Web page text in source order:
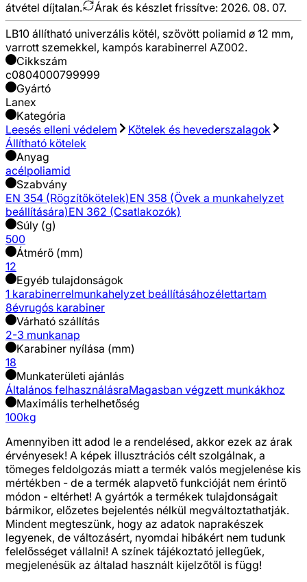
átvétel díjtalan. Árak és készlet frissítve: 2026. 08. 07.
LB10 állítható univerzális kötél, szövött poliamid ø 12 mm,
varrott szemekkel, kampós karabinerrel AZ002.
Cikkszám
c0804000799999
Gyártó
Lanex
Kategória
Leesés elleni védelem
Kötelek és hevederszalagok
Állítható kötelek
Anyag
acélpoliamid
Szabvány
EN 354 (Rögzítőkötelek)EN 358 (Övek a munkahelyzet
beállítására)EN 362 (Csatlakozók)
Súly (g)
500
Átmérő (mm)
12
Egyéb tulajdonságok
1 karabinerrelmunkahelyzet beállításáhozélettartam
8évrugós karabiner
Várható szállítás
2-3 munkanap
Karabiner nyílása (mm)
18
Munkaterületi ajánlás
Általános felhasználásraMagasban végzett munkákhoz
Maximális terhelhetőség
100kg
Amennyiben itt adod le a rendelésed, akkor ezek az árak
érvényesek! A képek illusztrációs célt szolgálnak, a
tömeges feldolgozás miatt a termék valós megjelenése kis
mértékben - de a termék alapvető funkcióját nem érintő
módon - eltérhet! A gyártók a termékek tulajdonságait
bármikor, előzetes bejelentés nélkül megváltoztathatják.
Mindent megteszünk, hogy az adatok naprakészek
legyenek, de változásért, nyomdai hibákért nem tudunk
felelősséget vállalni! A színek tájékoztató jellegűek,
megjelenésük az általad használt kijelzőtől is függ!